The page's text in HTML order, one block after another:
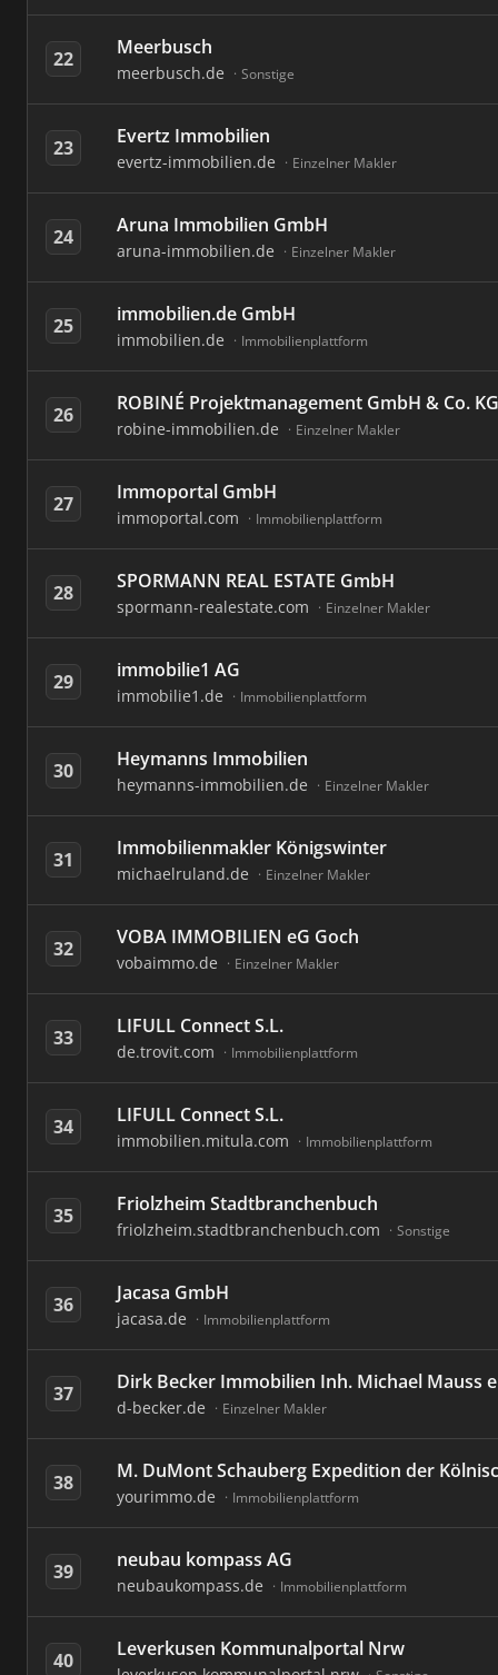
22 Meerbusch
meerbusch.de Sonstige
23 Evertz Immobilien
evertz-immobilien.de Einzelner Makler
24 Aruna Immobilien GmbH
aruna-immobilien.de Einzelner Makler
25 immobilien.de GmbH
immobilien.de Immobilienplattform
26 ROBINÉ Projektmanagement GmbH & Co. KG
robine-immobilien.de Einzelner Makler
27 Immoportal GmbH
immoportal.com Immobilienplattform
28 SPORMANN REAL ESTATE GmbH
spormann-realestate.com Einzelner Makler
29 immobilie1 AG
immobilie1.de Immobilienplattform
30 Heymanns Immobilien
heymanns-immobilien.de Einzelner Makler
31 Immobilienmakler Königswinter
michaelruland.de Einzelner Makler
32 VOBA IMMOBILIEN eG Goch
vobaimmo.de Einzelner Makler
33 LIFULL Connect S.L.
de.trovit.com Immobilienplattform
34 LIFULL Connect S.L.
immobilien.mitula.com Immobilienplattform
35 Friolzheim Stadtbranchenbuch
friolzheim.stadtbranchenbuch.com Sonstige
36 Jacasa GmbH
jacasa.de Immobilienplattform
37 Dirk Becker Immobilien Inh. Michael Mauss
d-becker.de Einzelner Makler
38 M. DuMont Schauberg Expedition der
yourimmo.de Immobilienplattform
39 neubau kompass AG
neubaukompass.de Immobilienplattform
40 Leverkusen Kommunalportal Nrw